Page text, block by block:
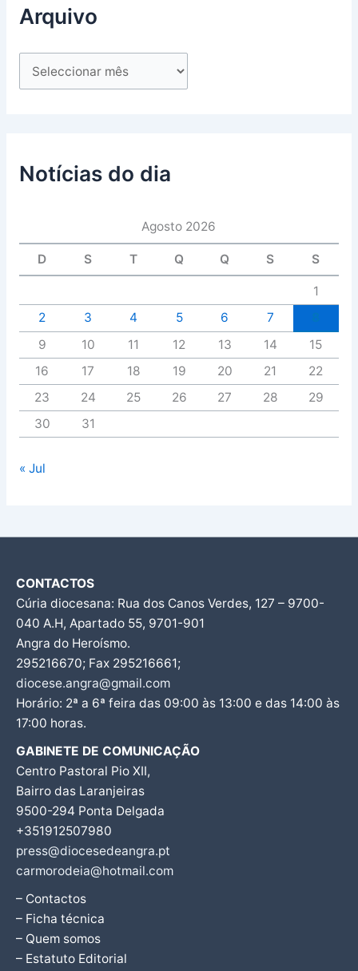
Arquivo
Notícias do dia
Agosto 2026
D S T Q Q S S
1
2
3 4 5 6 7
9
10 11 12 13 14
15
16
17 18 19 20 21
22
23
24 25 26 27 28
29
30
31
« Jul
CONTACTOS
Cúria diocesana: Rua dos Canos Verdes, 127 – 9700-
040 A.H, Apartado 55, 9701-901
Angra do Heroísmo.
295216670; Fax 295216661;
diocese.angra@gmail.com
Horário: 2ª a 6ª feira das 09:00 às 13:00 e das 14:00 às
17:00 horas.
GABINETE DE COMUNICAÇÃO
Centro Pastoral Pio XII,
Bairro das Laranjeiras
9500-294 Ponta Delgada
+351912507980
press@diocesedeangra.pt
carmorodeia@hotmail.com
– Contactos
– Ficha técnica
– Quem somos
– Estatuto Editorial